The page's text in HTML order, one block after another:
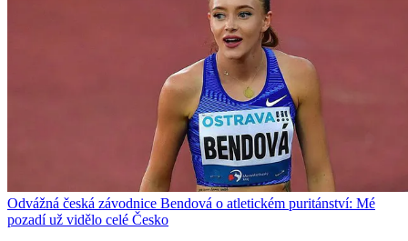
Odvážná česká závodnice Bendová o atletickém puritánství: Mé
pozadí už vidělo celé Česko